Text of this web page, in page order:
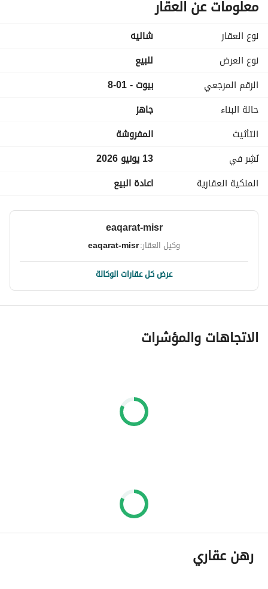
مطل على البحر مباشرة ) .
خالص كل الالتزامات
معلومات عن العقار
نوع العقار
شاليه
نوع العرض
للبيع
الرقم المرجعي
بيوت - 01-8
حالة البناء
جاهز
التأثيث
المفروشة
نُشِر في
13 يونيو 2026
الملكية العقارية
اعادة البيع
eaqarat-misr
وكيل العقار:eaqarat-misr
عرض كل عقارات الوكالة
الاتجاهات والمؤشرات
رهن عقاري